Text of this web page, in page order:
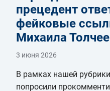
прецедент
фейковые
Михаила
3 июня 2026
В рамках нашей рубрики
попросили